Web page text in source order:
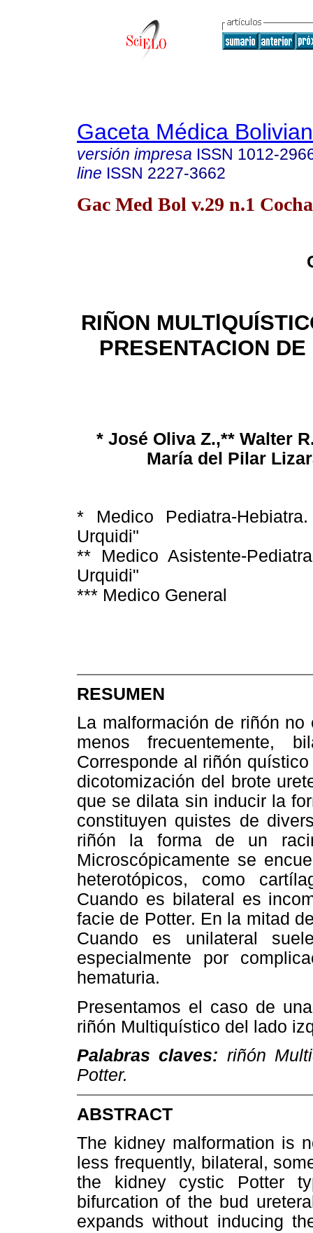
Gaceta Médica
versión impresa ISSN 1012-
line ISSN 2227-3662
Gac Med Bol v.29 n.1
RIÑON
PRESENTACION
* José Oliva Z.,** Walter
María del Pilar
* Medico Pediatra-
Urquidi"
** Medico Asistente-
Urquidi"
*** Medico General
RESUMEN
La malformación de riñón
menos frecuentemente,
Corresponde al riñón
dicotomización del brote
que se dilata sin inducir la
constituyen quistes de
riñón la forma de un
Microscópicamente se
heterotópicos, como
Cuando es bilateral es
facie de Potter. En la mitad
Cuando es unilateral
especialmente por
hematuria.
Presentamos el caso de
riñón Multiquístico del lado
Palabras claves: riñón
Potter.
ABSTRACT
The kidney malformation is
less frequently, bilateral,
the kidney cystic Potter
bifurcation of the bud
expands without inducing